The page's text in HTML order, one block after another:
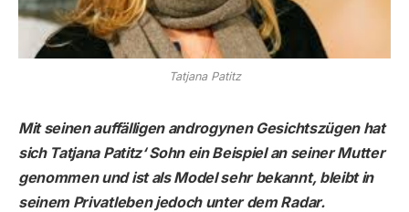
Tatjana Patitz
Mit seinen auffälligen androgynen Gesichtszügen hat
sich Tatjana Patitz‘ Sohn ein Beispiel an seiner Mutter
genommen und ist als Model sehr bekannt, bleibt in
seinem Privatleben jedoch unter dem Radar.